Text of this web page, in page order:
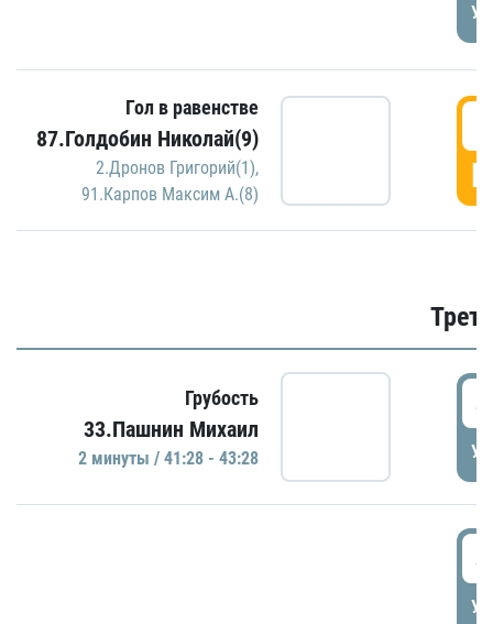
Гол в равенстве
87.Голдобин Николай(9)
2.Дронов Григорий(1),
91.Карпов Максим А.(8)
Грубость
33.Пашнин Михаил
2 минуты / 41:28 - 43:28